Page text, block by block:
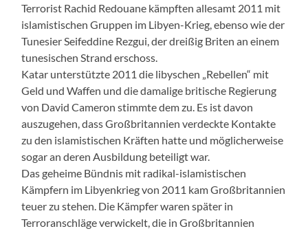
Terrorist Rachid Redouane kämpften allesamt 2011 mit
islamistischen Gruppen im Libyen-Krieg, ebenso wie der
Tunesier Seifeddine Rezgui, der dreißig Briten an einem
tunesischen Strand erschoss.
Katar unterstützte 2011 die libyschen „Rebellen“ mit
Geld und Waffen und die damalige britische Regierung
von David Cameron stimmte dem zu. Es ist davon
auszugehen, dass Großbritannien verdeckte Kontakte
zu den islamistischen Kräften hatte und möglicherweise
sogar an deren Ausbildung beteiligt war.
Das geheime Bündnis mit radikal-islamistischen
Kämpfern im Libyenkrieg von 2011 kam Großbritannien
teuer zu stehen. Die Kämpfer waren später in
Terroranschläge verwickelt, die in Großbritannien